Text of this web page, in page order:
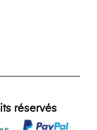
réservés